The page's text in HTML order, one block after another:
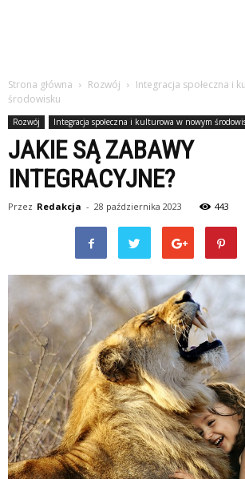
Strona główna Rozwój
Integracja społeczna i
środowisku
Rozwój Integracja społeczna i kulturowa w nowym
JAKIE SĄ ZABAWY
INTEGRACYJNE?
Przez Redakcja - 28 października 2023 443